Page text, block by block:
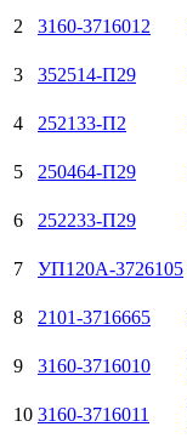
2
3160-3716012
3
352514-П29
4
252133-П2
5
250464-П29
6
252233-П29
7
УП120А-3726105
8
2101-3716665
9
3160-3716010
10 3160-3716011